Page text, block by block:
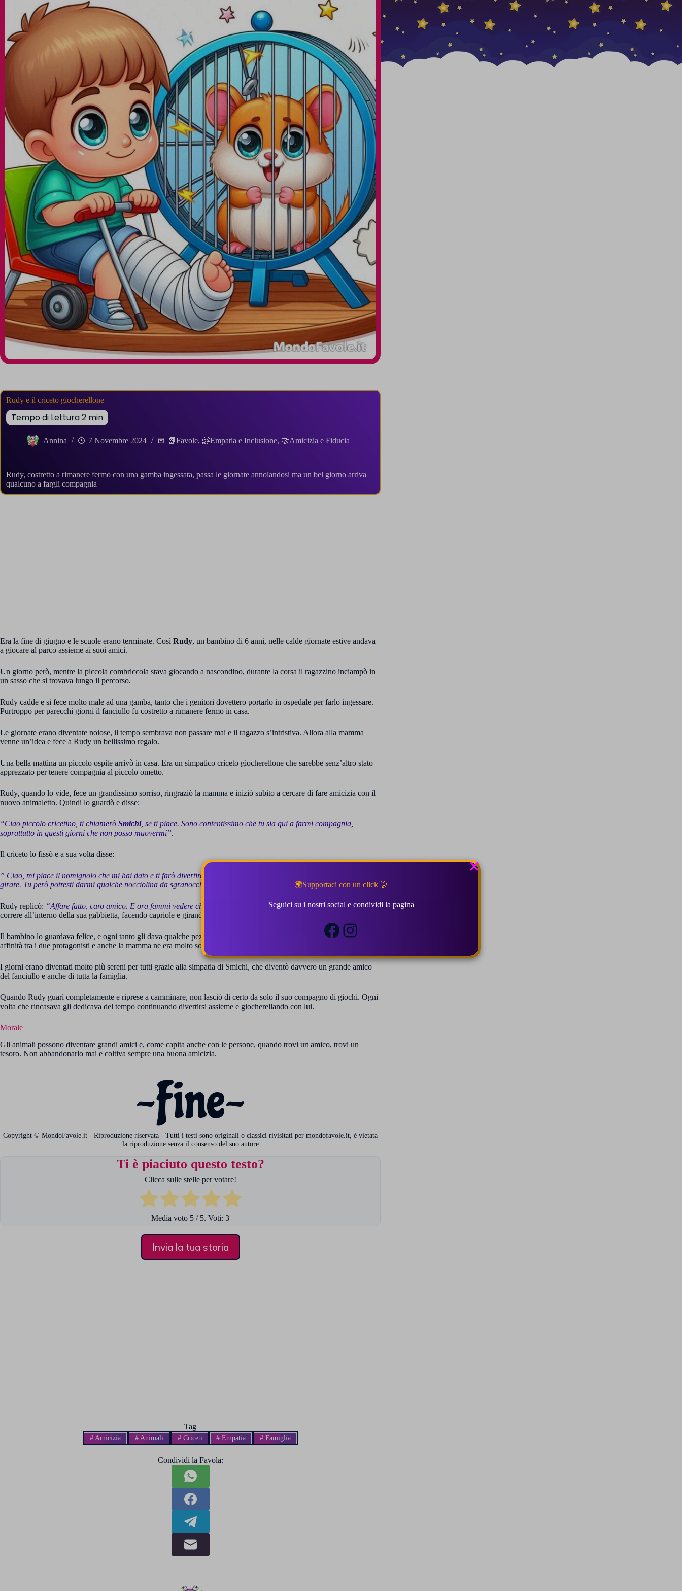
🌍Supportaci con un click 🌛
Seguici su i nostri social e condividi la pagina
Facebook
Instagram
Rudy e il criceto giocherellone
Annina 7 Novembre 2024 📗Favole, 🤗Empatia e Inclusione, 🤝Amicizia e Fiducia
Rudy, costretto a rimanere fermo con una gamba ingessata, passa le giornate annoiandosi ma un bel giorno arriva
qualcuno a fargli compagnia
Era la fine di giugno e le scuole erano terminate. Così Rudy, un bambino di 6 anni, nelle calde giornate estive andava
a giocare al parco assieme ai suoi amici.
Un giorno però, mentre la piccola combriccola stava giocando a nascondino, durante la corsa il ragazzino inciampò in
un sasso che si trovava lungo il percorso.
Rudy cadde e si fece molto male ad una gamba, tanto che i genitori dovettero portarlo in ospedale per farlo ingessare.
Purtroppo per parecchi giorni il fanciullo fu costretto a rimanere fermo in casa.
Le giornate erano diventate noiose, il tempo sembrava non passare mai e il ragazzo s’intristiva. Allora alla mamma
venne un’idea e fece a Rudy un bellissimo regalo.
Una bella mattina un piccolo ospite arrivò in casa. Era un simpatico criceto giocherellone che sarebbe senz’altro stato
apprezzato per tenere compagnia al piccolo ometto.
Rudy, quando lo vide, fece un grandissimo sorriso, ringraziò la mamma e iniziò subito a cercare di fare amicizia con il
nuovo animaletto. Quindi lo guardò e disse:
“Ciao piccolo cricetino, ti chiamerò Smichi, se ti piace. Sono contentissimo che tu sia qui a farmi compagnia,
soprattutto in questi giorni che non posso muovermi”.
Il criceto lo fissò e a sua volta disse:
” Ciao, mi piace il nomignolo che mi hai dato e ti farò divertire facendo le acrobazie sulla ruota mentre la faccio
girare. Tu però potresti darmi qualche nocciolina da sgranocchiare?”
Rudy replicò: “Affare fatto, caro amico. E ora fammi vedere che bravo acrobata sei!“. Il piccolo Smichi si mise a
correre all’interno della sua gabbietta, facendo capriole e girando sulla ruota come un vero esperto.
Il bambino lo guardava felice, e ogni tanto gli dava qualche pezzettino di noce da mangiare. Si era creata una bella
affinità tra i due protagonisti e anche la mamma ne era molto soddisfatta.
I giorni erano diventati molto più sereni per tutti grazie alla simpatia di Smichi, che diventò davvero un grande amico
del fanciullo e anche di tutta la famiglia.
Quando Rudy guarì completamente e riprese a camminare, non lasciò di certo da solo il suo compagno di giochi. Ogni
volta che rincasava gli dedicava del tempo continuando divertirsi assieme e giocherellando con lui.
Morale
Gli animali possono diventare grandi amici e, come capita anche con le persone, quando trovi un amico, trovi un
tesoro. Non abbandonarlo mai e coltiva sempre una buona amicizia.
~Fine~
Copyright © MondoFavole.it - Riproduzione riservata - Tutti i testi sono originali o classici rivisitati per mondofavole.it, è vietata
la riproduzione senza il consenso del suo autore
Ti è piaciuto questo testo?
Clicca sulle stelle per votare!
Media voto 5 / 5. Voti: 3
Invia la tua storia
Tag
#Amicizia #Animali #Criceti # Empatia # Famiglia
Condividi la Favola: